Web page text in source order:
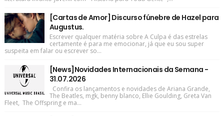
[Cartas de Amor] Discurso fúnebre de Hazel para
Augustus.
Escrever qualquer matéria sobre A Culpa é das estrelas
certamente é para me emocionar, já que eu sou super
suspeita em falar ou escrever so...
[News]Novidades Internacionais da Semana -
31.07.2026
Confira os lançamentos e novidades de Ariana Grande,
The Beatles, mgk, benny blanco, Ellie Goulding, Greta Van
Fleet, The Offspring e ma...